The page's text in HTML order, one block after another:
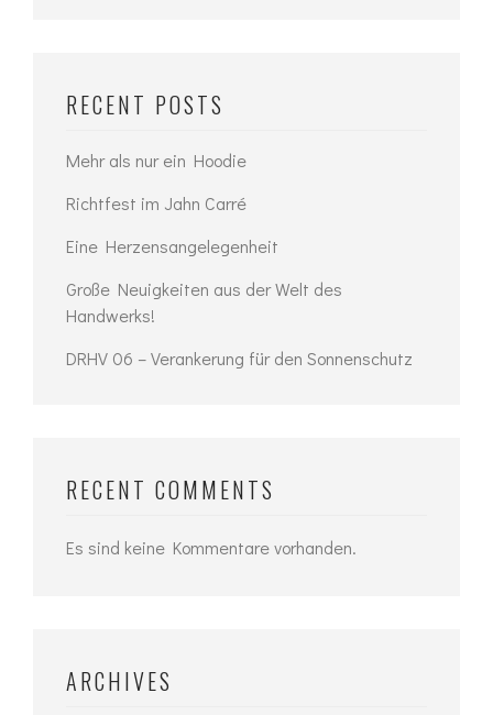
RECENT POSTS
Mehr als nur ein Hoodie
Richtfest im Jahn Carré
Eine Herzensangelegenheit
Große Neuigkeiten aus der Welt des
Handwerks!
DRHV 06 – Verankerung für den Sonnenschutz
RECENT COMMENTS
Es sind keine Kommentare vorhanden.
ARCHIVES